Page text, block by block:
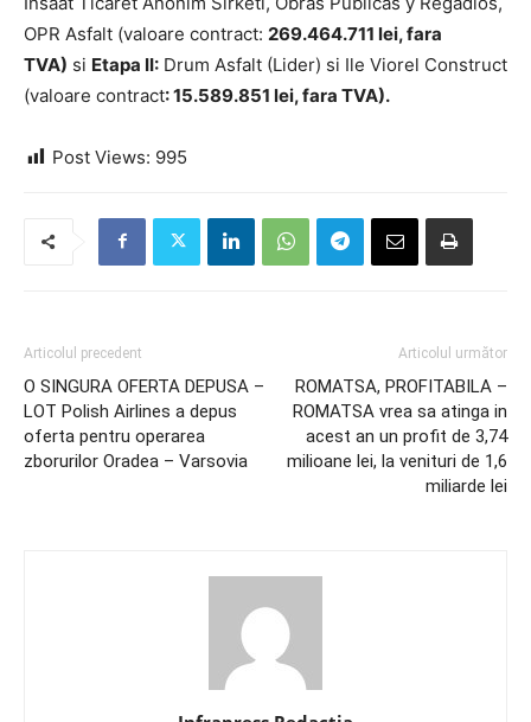
OPR Asfalt (valoare contract: 269.464.711 lei, fara
TVA) si Etapa II: Drum Asfalt (Lider) si Ile Viorel Construct
(valoare contract: 15.589.851 lei, fara TVA).
Post Views: 995
Articolul precedent
O SINGURA OFERTA DEPUSA –
LOT Polish Airlines a depus
oferta pentru operarea
zborurilor Oradea – Varsovia
Articolul următor
ROMATSA, PROFITABILA –
ROMATSA vrea sa atinga in
acest an un profit de 3,74
milioane lei, la venituri de 1,6
miliarde lei